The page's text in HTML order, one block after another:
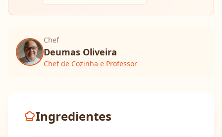
Chef
Deumas Oliveira
Chef de Cozinha e Professor
Ingredientes